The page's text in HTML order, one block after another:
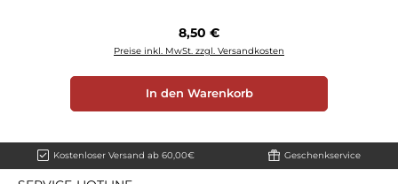
Regulärer Preis:
8,50 €
Preise inkl. MwSt. zzgl. Versandkosten
In den Warenkorb
Kostenloser Versand ab 60,00€ Geschenkservice